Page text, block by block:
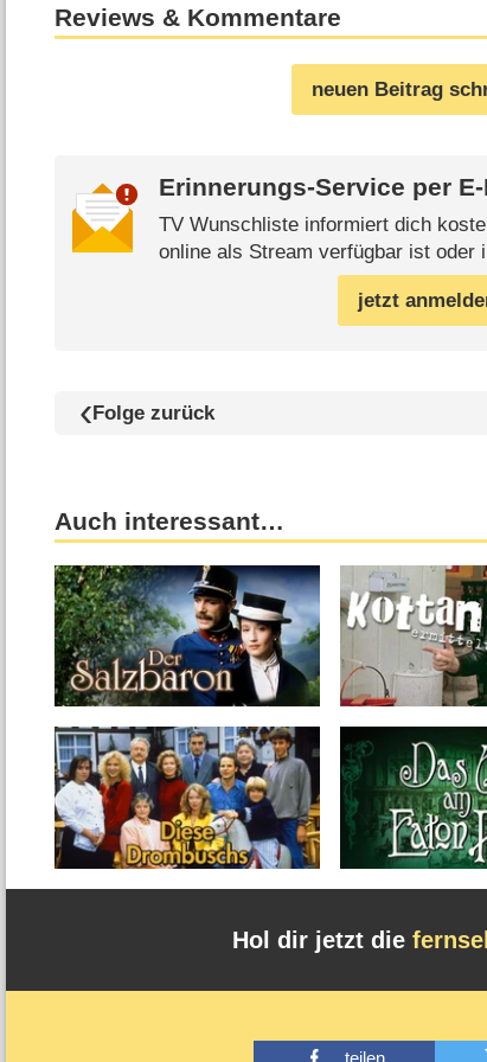
Reviews & Kommentare
neuen Beitrag
Erinnerungs-Service per
TV Wunschliste informiert dich
online als Stream verfügbar ist oder
jetzt
Folge zurück
Auch interessant…
Hol dir jetzt die